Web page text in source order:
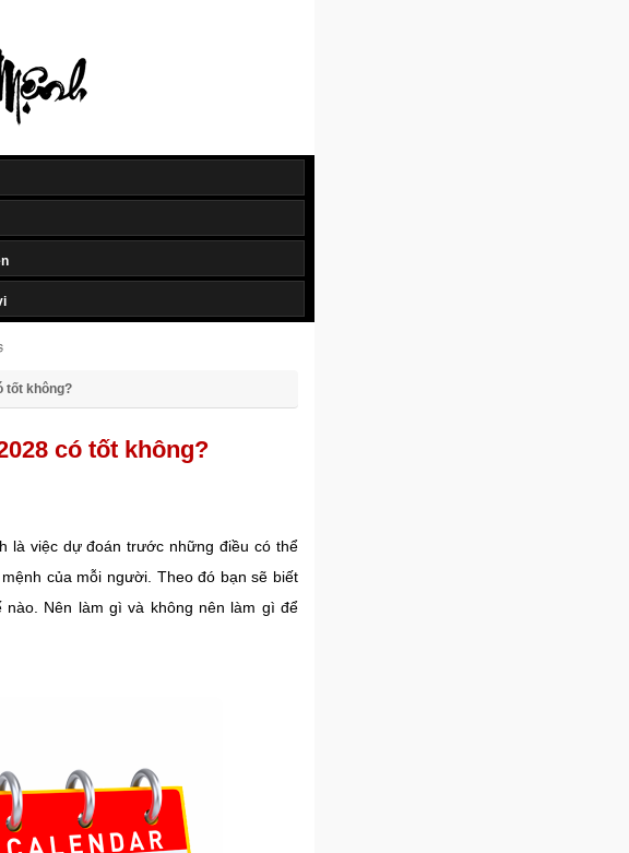
tốt không?
có tốt không?
là việc dự đoán trước những điều có thể
của mỗi người. Theo đó bạn sẽ biết
Nên làm gì và không nên làm gì để